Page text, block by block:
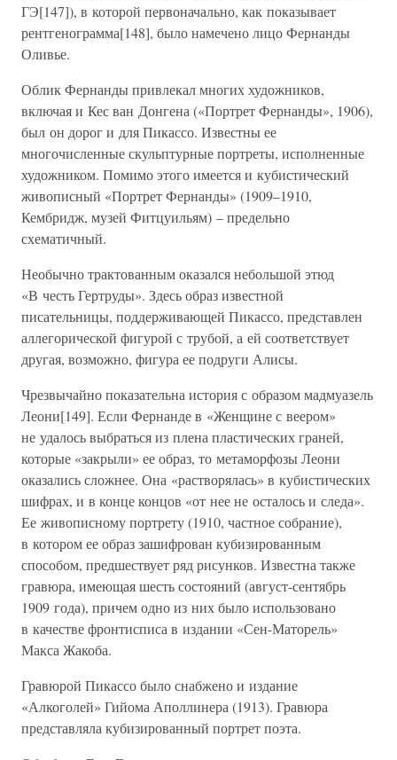
ГЭ[147]), в которой первоначально, как показывает
рентгенограмма[148], было намечено лицо Фернанды
Оливье.
Облик Фернанды привлекал многих художников,
включая и Кес ван Донгена («Портрет Фернанды», 1906),
был он дорог и для Пикассо. Известны ее
многочисленные скульптурные портреты, исполненные
художником. Помимо этого имеется и кубистический
живописный «Портрет Фернанды» (1909–1910,
Кембридж, музей Фитцуильям) – предельно
схематичный.
Необычно трактованным оказался небольшой этюд
«В честь Гертруды». Здесь образ известной
писательницы, поддерживающей Пикассо, представлен
аллегорической фигурой с трубой, а ей соответствует
другая, возможно, фигура ее подруги Алисы.
Чрезвычайно показательна история с образом мадмуазель
Леони[149]. Если Фернанде в «Женщине с веером»
не удалось выбраться из плена пластических граней,
которые «закрыли» ее образ, то метаморфозы Леони
оказались сложнее. Она «растворялась» в кубистических
шифрах, и в конце концов «от нее не осталось и следа».
Ее живописному портрету (1910, частное собрание),
в котором ее образ зашифрован кубизированным
способом, предшествует ряд рисунков. Известна также
гравюра, имеющая шесть состояний (август-сентябрь
1909 года), причем одно из них было использовано
в качестве фронтисписа в издании «Сен-Маторель»
Макса Жакоба.
Гравюрой Пикассо было снабжено и издание
«Алкоголей» Гийома Аполлинера (1913). Гравюра
представляла кубизированный портрет поэта.